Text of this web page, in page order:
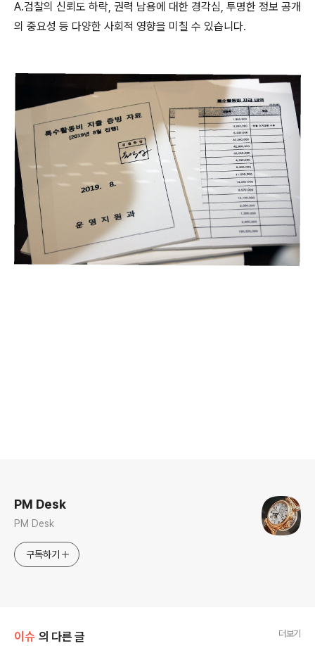
A.검찰의 신뢰도 하락, 권력 남용에 대한 경각심, 투명한 정보 공개
의 중요성 등 다양한 사회적 영향을 미칠 수 있습니다.
PM Desk
PM Desk
구독하기
이슈 의 다른 글 더보기